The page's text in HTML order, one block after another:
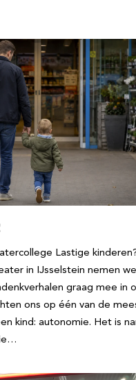
Lastige
in IJsselstein nemen
graag mee in
ons op één van de
kind: autonomie. Het is